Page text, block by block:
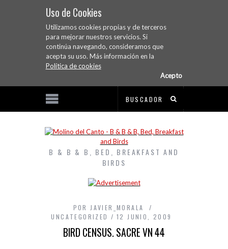
Uso de Cookies
Utilizamos cookies propias y de terceros
para mejorar nuestros servicios. Si
continúa navegando, consideramos que
acepta su uso. Más información en la
Política de cookies
Acepto
B & B & B, BED, BREAKFAST AND
BIRDS
POR JAVIER_MORALA
UNCATEGORIZED
12 JUNIO, 2009
BIRD CENSUS. SACRE VN 44